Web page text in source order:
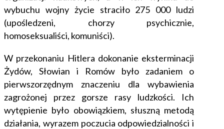
wybuchu wojny życie straciło 275 000 ludzi
(upośledzeni, chorzy psychicznie,
homoseksualiści, komuniści).
W przekonaniu Hitlera dokonanie eksterminacji
Żydów, Słowian i Romów było zadaniem o
pierwszorzędnym znaczeniu dla wybawienia
zagrożonej przez gorsze rasy ludzkości. Ich
wytępienie było obowiązkiem, słuszną metodą
działania, wyrazem poczucia odpowiedzialności i